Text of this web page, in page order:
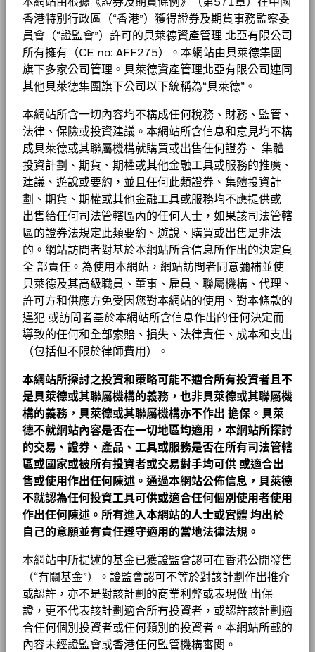
本網站由根據《證券及期貨條例》（第571章）在中國
香港特別行政區（“香港”）獲得證券及期貨事務監察委
員會（“證監會”）許可的貝萊德資產管理 北亞有限公司
所有擁有（CE no: AFF275）。本網站由貝萊德集團
旗下多家公司管理。貝萊德資產管理北亞有限公司連同
其他貝萊德集團旗下公司以下統稱為“貝萊德”。
本網站所含一切內容均不構成任何稅務、財務、監管、
法律、保險或投資建議。本網站所含信息和意見均不構
成貝萊德或其聯屬機構就購買或出售任何證券、 集體
投資計劃、期貨、期權或其他金融工具或服務的推廣、
建議、遊說或要約，並且任何此類證券、集體投資計
劃、期貨、期權或其他金融工具或服務均不應提供或
出售給任何司法管轄區內的任何人士，如果該司法管轄
區的證券法規定此類要約、遊說、購買或出售是非法
的。網站訪問者對基於本網站所含信息所作出的決定負
全 部責任。為使用本網站，網站訪問者同意彌補並使
貝萊德及其高級職員、董事、雇員、聯屬機構、代理、
許可方和供應方免受因您對本網站的使用、對本條款的
違犯 或訪問者基於本網站所含信息作出的任何決定而
導致的任何和全部索賠、損失、法律責任、成本和支出
（包括但不限於律師費用）。
本網站所探討之投資和策略可能不適合所有投資者且不
是貝萊德或其聯屬機構的義務，也非貝萊德或其聯屬機
構的義務，貝萊德或其聯屬機構亦不作出 擔保。貝萊
德不就網站內容是否在一切地區均適用，本網站所探討
的交易、證券、產品、工具或服務是否在所有司法管轄
區或國家或被所有投資者或交易對手均可供 或適合出
售或使用作出任何陳述。通過本網站公佈信息，貝萊德
不就認為任何投資工具可供或適合任何個別使用者使用
作出任何陳述。所有進入本網站的人士或實體 均出於
自己的意願並有責任遵守適用的當地法律法規。
本網站中所提述的基金已獲證監會認可在香港公開發售
（“有關基金”）。證監會認可不等於對該計劃作出推介
或認許，亦不是對該計劃的商業利弊或表現做 出保
證，更不代表該計劃適合所有投資者，或認許該計劃適
合任何個別投資者或任何類別的投資者。本網站所載的
內容未經證監會或香港任何監管機構審閱。